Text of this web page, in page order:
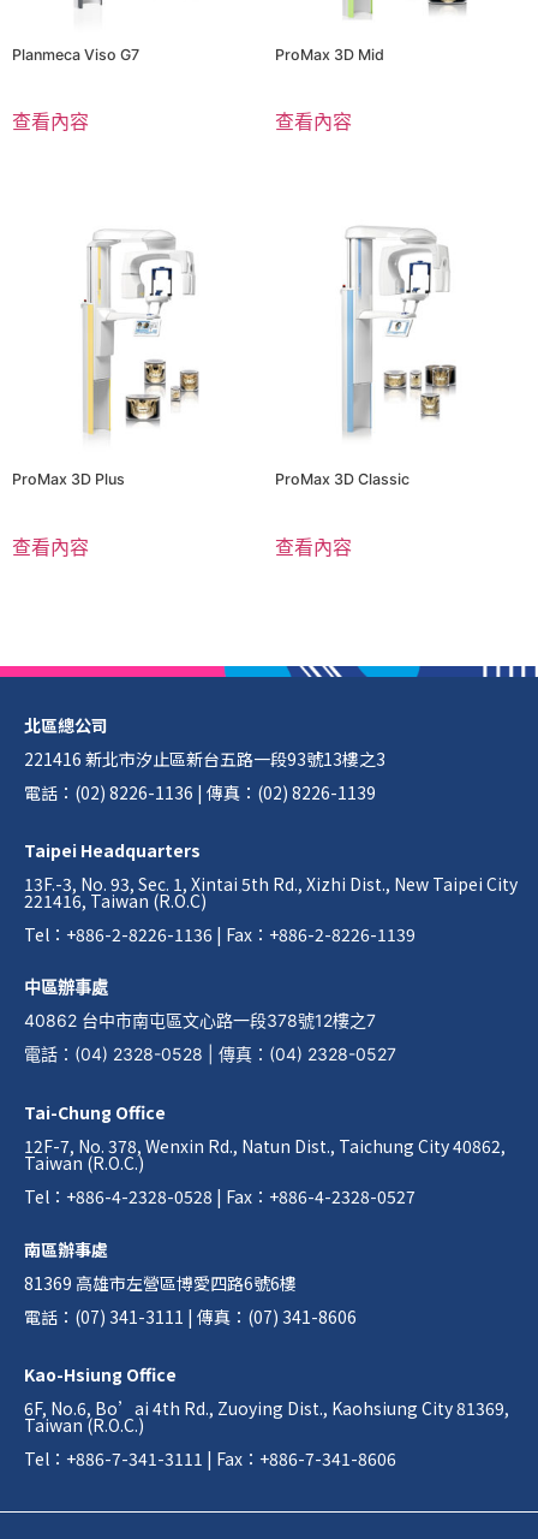
Planmeca Viso G7
查看內容
ProMax 3D Mid
查看內容
ProMax 3D Plus
查看內容
ProMax 3D Classic
查看內容
北區總公司
221416 新北市汐止區新台五路一段93號13樓之3
電話：(02) 8226-1136 | 傳真：(02) 8226-1139
Taipei Headquarters
13F.-3, No. 93, Sec. 1, Xintai 5th Rd., Xizhi Dist., New Taipei City
221416, Taiwan (R.O.C)
Tel：+886-2-8226-1136 | Fax：+886-2-8226-1139
中區辦事處
40862 台中市南屯區文心路一段378號12樓之7
電話 ： (04) 2328-0528 傳真 ： (04) 2328-0527
Tai-Chung Office
12F-7, No. 378, Wenxin Rd., Natun Dist., Taichung City 40862,
Taiwan (R.O.C.)
Tel：+886-4-2328-0528 | Fax：+886-4-2328-0527
南區辦事處
81369 高雄市左營區博愛四路6號6樓
電話：(07) 341-3111 | 傳真：(07) 341-8606
Kao-Hsiung Office
6F, No.6, Bo’ai 4th Rd., Zuoying Dist., Kaohsiung City 81369,
Taiwan (R.O.C.)
Tel：+886-7-341-3111 | Fax：+886-7-341-8606